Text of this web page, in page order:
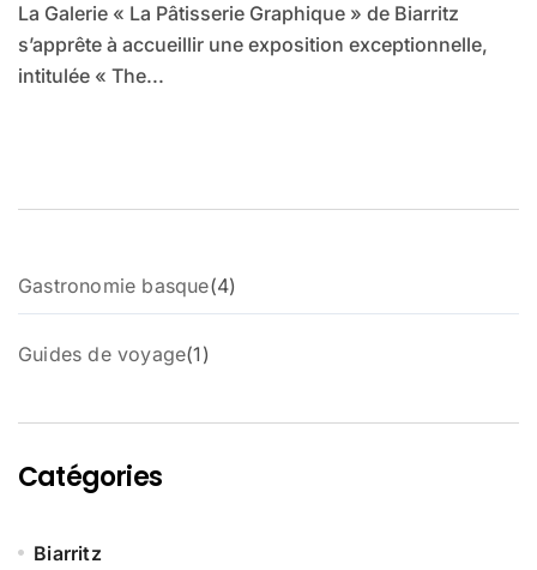
La Galerie « La Pâtisserie Graphique » de Biarritz
s’apprête à accueillir une exposition exceptionnelle,
intitulée « The...
Gastronomie basque 44
p
Guides de voyage 1 1
o
Catégories
Biarritz